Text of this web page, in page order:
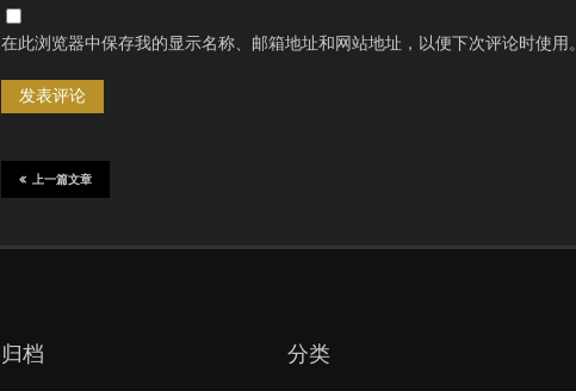
在此浏览器中保存我的显示名称、邮箱地址和网站地址，以便下次评论时使用。
上一篇文章
归档 分类